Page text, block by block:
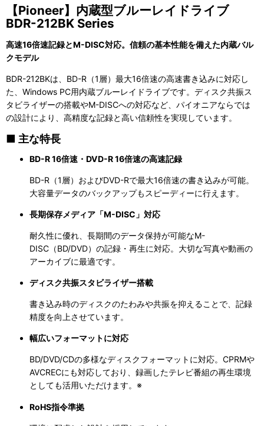
【Pioneer】内蔵型ブルーレイドライブ
BDR-212BK Series
高速16倍速記録とM-DISC対応。信頼の基本性能を備えた内蔵バル
クモデル
BDR-212BKは、BD-R（1層）最大16倍速の高速書き込みに対応し
た、Windows PC用内蔵ブルーレイドライブです。ディスク共振ス
タビライザーの搭載やM-DISCへの対応など、パイオニアならでは
の設計により、高精度な記録と高い信頼性を実現しています。
■ 主な特長
BD-R 16倍速・DVD-R 16倍速の高速記録
BD-R（1層）およびDVD-Rで最大16倍速の書き込みが可能。
大容量データのバックアップもスピーディーに行えます。
長期保存メディア「M-DISC」対応
耐久性に優れ、長期間のデータ保持が可能なM-
DISC（BD/DVD）の記録・再生に対応。大切な写真や動画の
アーカイブに最適です。
ディスク共振スタビライザー搭載
書き込み時のディスクのたわみや共振を抑えることで、記録
精度を向上させています。
幅広いフォーマットに対応
BD/DVD/CDの多様なディスクフォーマットに対応。CPRMや
AVCRECにも対応しており、録画したテレビ番組の再生環境
としても活用いただけます。※
RoHS指令準拠